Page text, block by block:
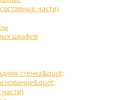
части)
шкафов
стенка&quot;